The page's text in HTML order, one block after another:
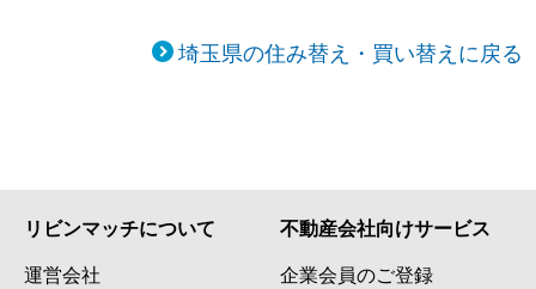
埼玉県の住み替え・買い替えに戻る
リビンマッチについて
運営会社
不動産会社向けサービス
企業会員のご登録